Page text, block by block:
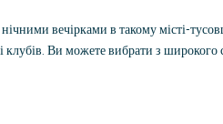
вечірками в такому місті-
клубів. Ви можете вибрати з широкого